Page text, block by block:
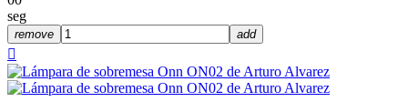
seg
remove add
